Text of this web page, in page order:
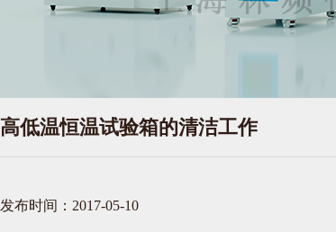
高低温恒温试验箱的清洁工作
发布时间：2017-05-10